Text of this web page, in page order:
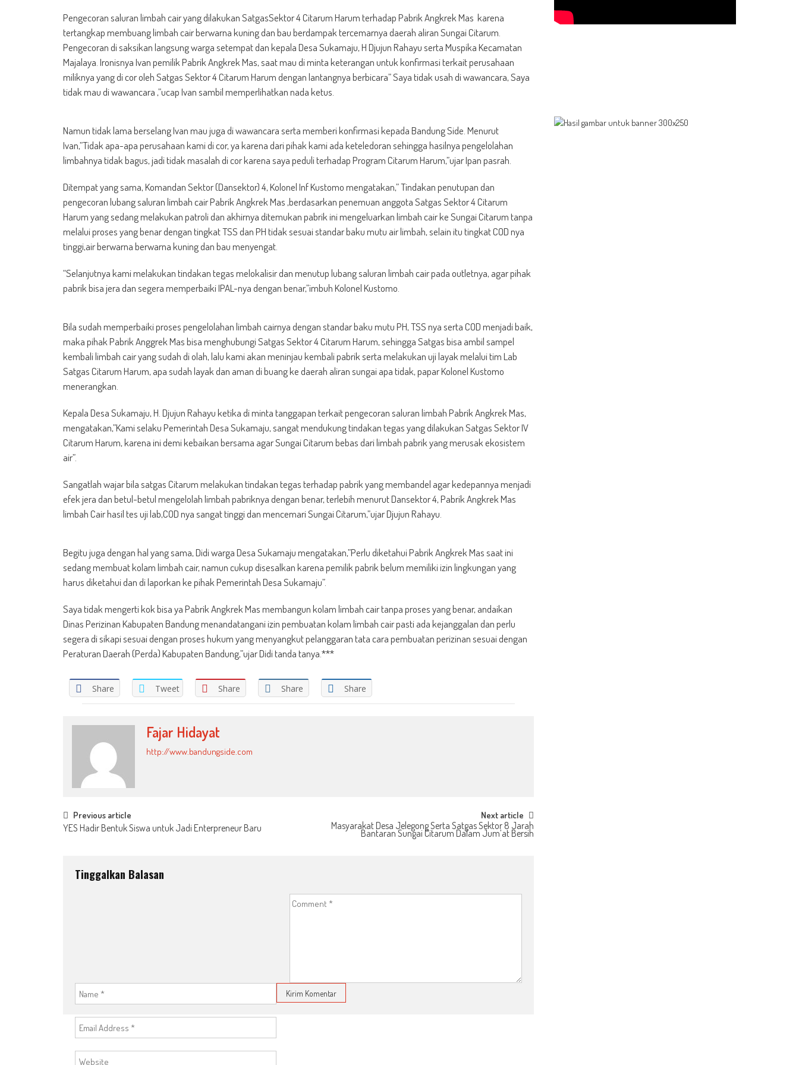
Pengecoran saluran limbah cair yang dilakukan SatgasSektor 4 Citarum Harum terhadap Pabrik Angkrek Mas karena
tertangkap membuang limbah cair berwarna kuning dan bau berdampak tercemarnya daerah aliran Sungai Citarum.
Pengecoran di saksikan langsung warga setempat dan kepala Desa Sukamaju, H Djujun Rahayu serta Muspika Kecamatan
Majalaya. Ironisnya Ivan pemilik Pabrik Angkrek Mas, saat mau di minta keterangan untuk konfirmasi terkait perusahaan
miliknya yang di cor oleh Satgas Sektor 4 Citarum Harum dengan lantangnya berbicara” Saya tidak usah di wawancara, Saya
tidak mau di wawancara ,”ucap Ivan sambil memperlihatkan nada ketus.
Namun tidak lama berselang Ivan mau juga di wawancara serta memberi konfirmasi kepada Bandung Side. Menurut
Ivan,”Tidak apa-apa perusahaan kami di cor, ya karena dari pihak kami ada keteledoran sehingga hasilnya pengelolahan
limbahnya tidak bagus, jadi tidak masalah di cor karena saya peduli terhadap Program Citarum Harum,”ujar Ipan pasrah.
Ditempat yang sama, Komandan Sektor (Dansektor) 4, Kolonel Inf Kustomo mengatakan,” Tindakan penutupan dan
pengecoran lubang saluran limbah cair Pabrik Angkrek Mas ,berdasarkan penemuan anggota Satgas Sektor 4 Citarum
Harum yang sedang melakukan patroli dan akhirnya ditemukan pabrik ini mengeluarkan limbah cair ke Sungai Citarum tanpa
melalui proses yang benar dengan tingkat TSS dan PH tidak sesuai standar baku mutu air limbah, selain itu tingkat COD nya
tinggi,air berwarna berwarna kuning dan bau menyengat.
“Selanjutnya kami melakukan tindakan tegas melokalisir dan menutup lubang saluran limbah cair pada outletnya, agar pihak
pabrik bisa jera dan segera memperbaiki IPAL-nya dengan benar,”imbuh Kolonel Kustomo.
Bila sudah memperbaiki proses pengelolahan limbah cairnya dengan standar baku mutu PH, TSS nya serta COD menjadi baik,
maka pihak Pabrik Anggrek Mas bisa menghubungi Satgas Sektor 4 Citarum Harum, sehingga Satgas bisa ambil sampel
kembali limbah cair yang sudah di olah, lalu kami akan meninjau kembali pabrik serta melakukan uji layak melalui tim Lab
Satgas Citarum Harum, apa sudah layak dan aman di buang ke daerah aliran sungai apa tidak, papar Kolonel Kustomo
menerangkan.
Kepala Desa Sukamaju, H. Djujun Rahayu ketika di minta tanggapan terkait pengecoran saluran limbah Pabrik Angkrek Mas,
mengatakan,”Kami selaku Pemerintah Desa Sukamaju, sangat mendukung tindakan tegas yang dilakukan Satgas Sektor IV
Citarum Harum, karena ini demi kebaikan bersama agar Sungai Citarum bebas dari limbah pabrik yang merusak ekosistem
air”.
Sangatlah wajar bila satgas Citarum melakukan tindakan tegas terhadap pabrik yang membandel agar kedepannya menjadi
efek jera dan betul-betul mengelolah limbah pabriknya dengan benar, terlebih menurut Dansektor 4, Pabrik Angkrek Mas
limbah Cair hasil tes uji lab,COD nya sangat tinggi dan mencemari Sungai Citarum,”ujar Djujun Rahayu.
Begitu juga dengan hal yang sama, Didi warga Desa Sukamaju mengatakan,”Perlu diketahui Pabrik Angkrek Mas saat ini
sedang membuat kolam limbah cair, namun cukup disesalkan karena pemilik pabrik belum memiliki izin lingkungan yang
harus diketahui dan di laporkan ke pihak Pemerintah Desa Sukamaju”.
Saya tidak mengerti kok bisa ya Pabrik Angkrek Mas membangun kolam limbah cair tanpa proses yang benar, andaikan
Dinas Perizinan Kabupaten Bandung menandatangani izin pembuatan kolam limbah cair pasti ada kejanggalan dan perlu
segera di sikapi sesuai dengan proses hukum yang menyangkut pelanggaran tata cara pembuatan perizinan sesuai dengan
Peraturan Daerah (Perda) Kabupaten Bandung,”ujar Didi tanda tanya.***
Share Tweet Share Share Share
Fajar Hidayat
http://www.bandungside.com
Post
Previous article
YES Hadir Bentuk Siswa untuk Jadi Enterpreneur Baru
Next article
Masyarakat Desa Jelegong Serta Satgas Sektor 8 Jarah
Bantaran Sungai Citarum Dalam Jum’at Bersih
Tinggalkan Balasan